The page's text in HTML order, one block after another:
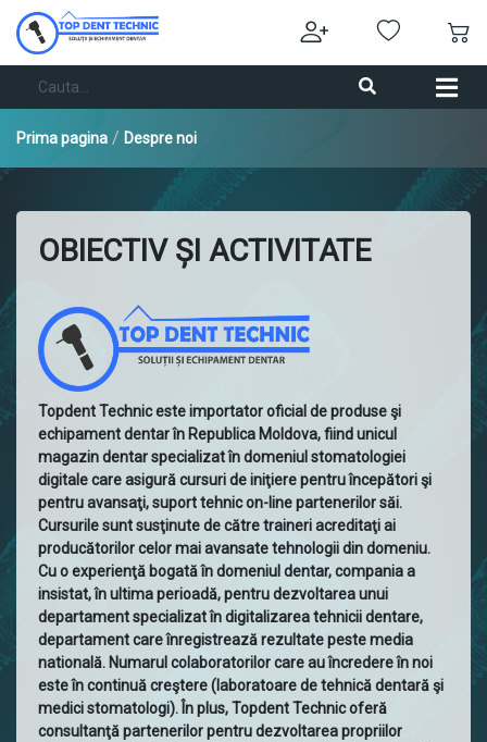
Prima pagina / Despre noi
OBIECTIV ȘI ACTIVITATE
Topdent Technic este importator oficial de produse şi
echipament dentar în Republica Moldova, fiind unicul
magazin dentar specializat în domeniul stomatologiei
digitale care asigură cursuri de iniţiere pentru începători şi
pentru avansaţi, suport tehnic on-line partenerilor săi.
Cursurile sunt susţinute de către traineri acreditaţi ai
producătorilor celor mai avansate tehnologii din domeniu.
Cu o experienţă bogată în domeniul dentar, compania a
insistat, în ultima perioadă, pentru dezvoltarea unui
departament specializat în digitalizarea tehnicii dentare,
departament care înregistrează rezultate peste media
natională. Numarul colaboratorilor care au încredere în noi
este în continuă creştere (laboratoare de tehnică dentară şi
medici stomatologi). În plus, Topdent Technic oferă
consultanţă partenerilor pentru dezvoltarea propriilor